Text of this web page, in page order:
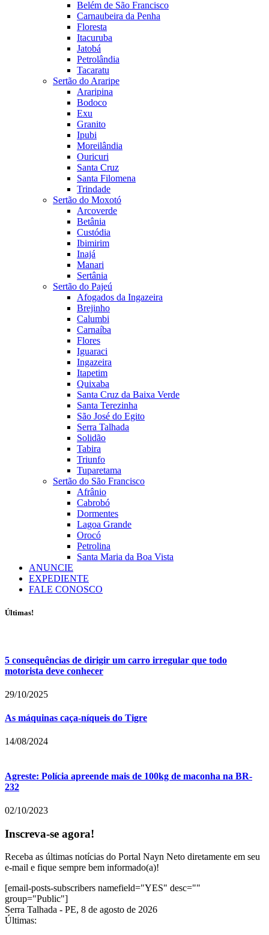
Belém de São Francisco
Carnaubeira da Penha
Floresta
Itacuruba
Jatobá
Petrolândia
Tacaratu
Sertão do Araripe
Araripina
Bodoco
Exu
Granito
Ipubi
Moreilândia
Ouricuri
Santa Cruz
Santa Filomena
Trindade
Sertão do Moxotó
Arcoverde
Betânia
Custódia
Ibimirim
Inajá
Manari
Sertânia
Sertão do Pajeú
Afogados da Ingazeira
Brejinho
Calumbi
Carnaíba
Flores
Iguaraci
Ingazeira
Itapetim
Quixaba
Santa Cruz da Baixa Verde
Santa Terezinha
São José do Egito
Serra Talhada
Solidão
Tabira
Triunfo
Tuparetama
Sertão do São Francisco
Afrânio
Cabrobó
Dormentes
Lagoa Grande
Orocó
Petrolina
Santa Maria da Boa Vista
ANUNCIE
EXPEDIENTE
FALE CONOSCO
Últimas!
5 consequências de dirigir um carro irregular que todo
motorista deve conhecer
29/10/2025
As máquinas caça-níqueis do Tigre
14/08/2024
Agreste: Polícia apreende mais de 100kg de maconha na BR-
232
02/10/2023
Inscreva-se agora!
Receba as últimas notícias do Portal Nayn Neto diretamente em seu
e-mail e fique sempre bem informado(a)!
[email-posts-subscribers namefield="YES" desc=""
group="Public"]
Serra Talhada - PE, 8 de agosto de 2026
Últimas: